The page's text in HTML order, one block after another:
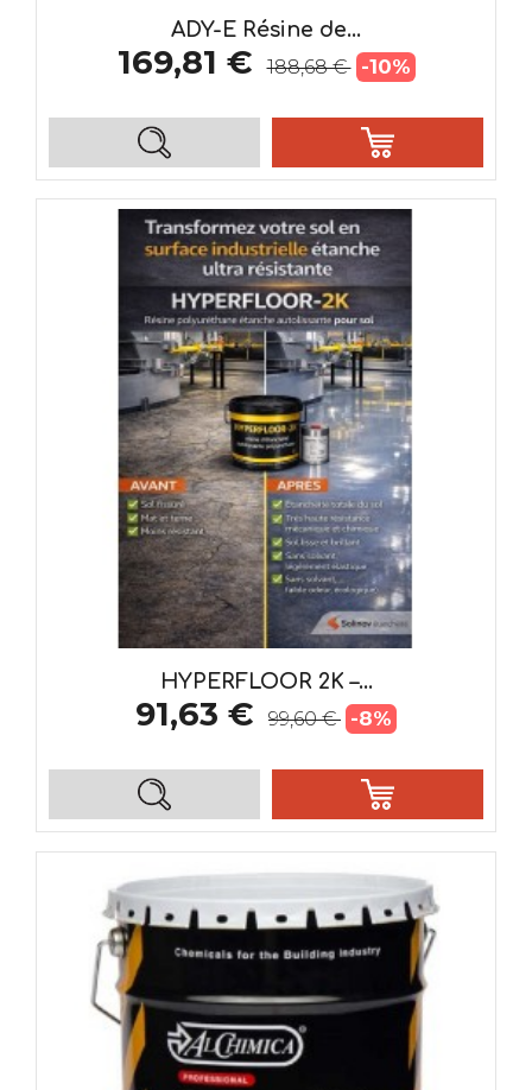
ADY-E Résine de...
169,81 € 188,68 € -10%
HYPERFLOOR 2K –...
91,63 € 99,60 € -8%